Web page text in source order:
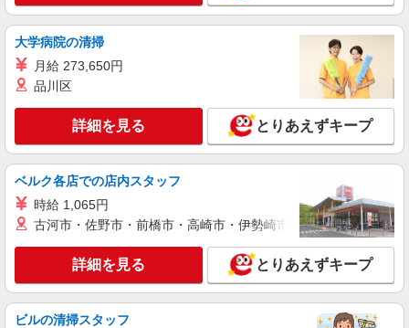
大学病院の清掃
月給 273,650円
品川区
詳細を見る とりあえずキープ
ベルク各店での店内スタッフ
時給 1,065円
古河市・佐野市・前橋市・高崎市・伊勢崎市・太田市・館林市
詳細を見る とりあえずキープ
ビルの清掃スタッフ